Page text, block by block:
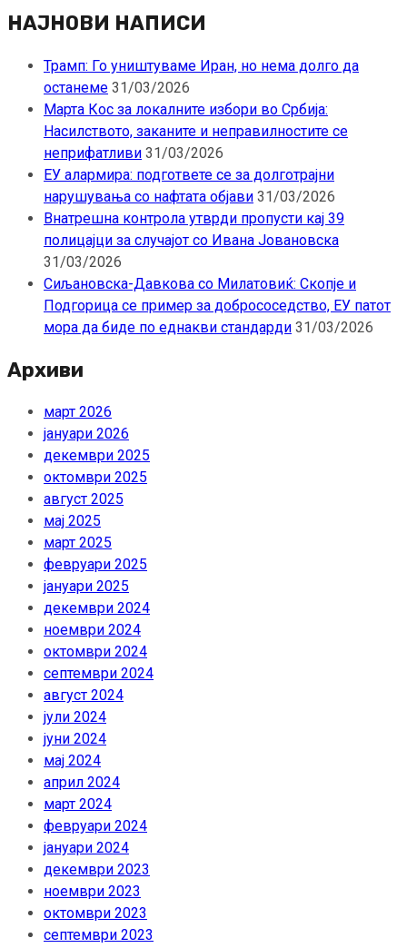
НАЈНОВИ НАПИСИ
Трамп: Го уништуваме Иран, но нема долго да
останеме 31/03/2026
Марта Кос за локалните избори во Србија:
Насилството, заканите и неправилностите се
неприфатливи 31/03/2026
ЕУ алармира: подгответе се за долготрајни
нарушувања со нафтата објави 31/03/2026
Внатрешна контрола утврди пропусти кај 39
полицајци за случајот со Ивана Јовановска
31/03/2026
Сиљановска-Давкова со Милатовиќ: Скопје и
Подгорица се пример за добрососедство, ЕУ патот
мора да биде по еднакви стандарди 31/03/2026
Архиви
март 2026
јануари 2026
декември 2025
октомври 2025
август 2025
мај 2025
март 2025
февруари 2025
јануари 2025
декември 2024
ноември 2024
октомври 2024
септември 2024
август 2024
јули 2024
јуни 2024
мај 2024
април 2024
март 2024
февруари 2024
јануари 2024
декември 2023
ноември 2023
октомври 2023
септември 2023